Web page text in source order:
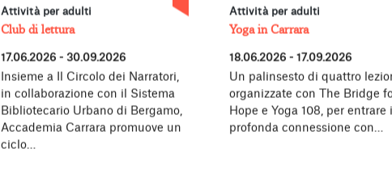
Attività per adulti
Club di lettura
17.06.2026 - 30.09.2026
Insieme a Il Circolo dei Narratori,
in collaborazione con il Sistema
Bibliotecario Urbano di Bergamo,
Accademia Carrara promuove un
ciclo…
Attività per adulti
Yoga in Carrara
18.06.2026 - 17.09.2026
Un palinsesto di quattro
organizzate con The Bridge
Hope e Yoga 108, per entrare
profonda connessione con…